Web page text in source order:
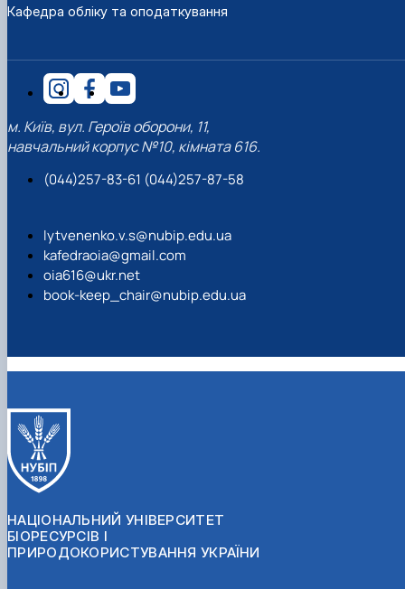
Кафедра обліку та оподаткування
м. Київ, вул. Героїв оборони, 11,
навчальний корпус №10, кімната 616.
(044)257-83-61 (044)257-87-58
lytvenenko.v.s@nubip.edu.ua
kafedraoia@gmail.com
oia616@ukr.net
book-keep_chair@nubip.edu.ua
НАЦІОНАЛЬНИЙ УНІВЕРСИТЕТ
БІОРЕСУРСІВ І
ПРИРОДОКОРИСТУВАННЯ УКРАЇНИ